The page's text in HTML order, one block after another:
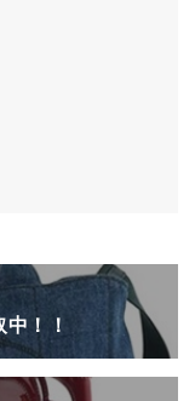
！！